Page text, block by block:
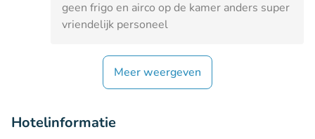
geen frigo en airco op de kamer anders super
vriendelijk personeel
Meer weergeven
Hotelinformatie